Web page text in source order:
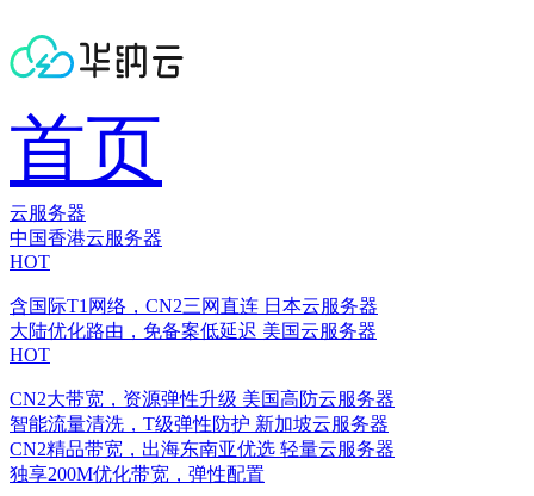
首页
云服务器
中国香港云服务器
HOT
含国际T1网络，CN2三网直连 日本云服务器
大陆优化路由，免备案低延迟 美国云服务器
HOT
CN2大带宽，资源弹性升级 美国高防云服务器
智能流量清洗，T级弹性防护 新加坡云服务器
CN2精品带宽，出海东南亚优选 轻量云服务器
独享200M优化带宽，弹性配置